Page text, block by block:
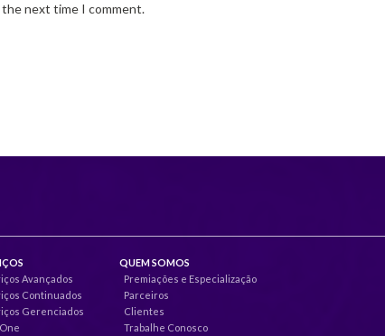
the next time I comment.
Avançados
Continuados
Gerenciados
QUEM SOMOS
Premiações e Especialização
Parceiros
Clientes
Trabalhe Conosco